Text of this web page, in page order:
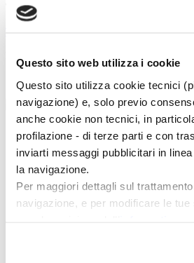
Questo sito web utilizza i cookie
Questo sito utilizza cookie tecnici
navigazione) e, solo previo
anche cookie non tecnici, in
profilazione - di terze parti e con
inviarti messaggi pubblicitari in
la navigazione.
Per maggiori dettagli sul
navigazione, e per modificare le
profilazione e con installazione dei
Twitter
100 Mostre
marzo
Chi Siamo
Pubblicità
Abbonamenti
Newsletter
Contatti
Art e dossier